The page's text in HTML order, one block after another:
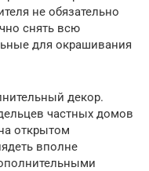
не обязательно
снять всю
для окрашивания
декор.
частных домов
открытом
вполне